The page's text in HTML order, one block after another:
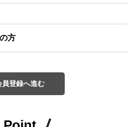
方
員登録へ進む